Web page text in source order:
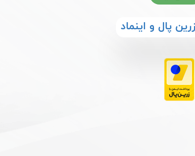
پال و اینماد